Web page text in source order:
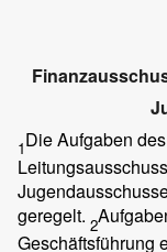
1Die Aufgaben
geregelt. 2
Geschäftsführung